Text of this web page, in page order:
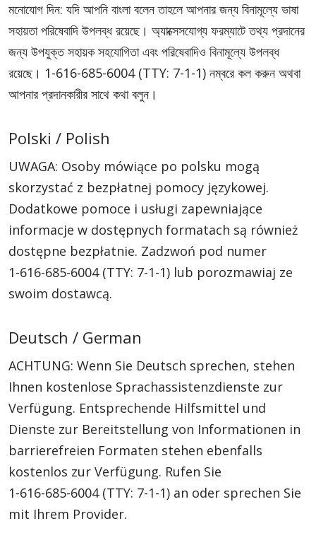
মনোযোগ দিন: যদি আপনি বাংলা বলেন তাহলে আপনার জন্য বিনামূল্যে ভাষা
সহায়তা পরিষেবাদি উপলব্ধ রয়েছে। অ্যাক্সেসযোগ্য ফরম্যাটে তথ্য প্রদানের
জন্য উপযুক্ত সহায়ক সহযোগিতা এবং পরিষেবাদিও বিনামূল্যে উপলব্ধ
রয়েছে। 1-616-685-6004 (TTY: 7-1-1) নম্বরে কল করুন অথবা
আপনার প্রদানকারীর সাথে কথা বলুন।
Polski / Polish
UWAGA: Osoby mówiące po polsku mogą
skorzystać z bezpłatnej pomocy językowej.
Dodatkowe pomoce i usługi zapewniające
informacje w dostępnych formatach są również
dostępne bezpłatnie. Zadzwoń pod numer
1-616-685-6004 (TTY: 7-1-1) lub porozmawiaj ze
swoim dostawcą.
Deutsch / German
ACHTUNG: Wenn Sie Deutsch sprechen, stehen
Ihnen kostenlose Sprachassistenzdienste zur
Verfügung. Entsprechende Hilfsmittel und
Dienste zur Bereitstellung von Informationen in
barrierefreien Formaten stehen ebenfalls
kostenlos zur Verfügung. Rufen Sie
1-616-685-6004 (TTY: 7-1-1) an oder sprechen Sie
mit Ihrem Provider.